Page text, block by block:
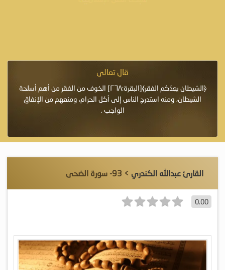
قال تعالى
﴿الشيطان يعِدُكم الفقر﴾[البقرة:٢٦٨] الخوف من الفقر من أهم أسلحة
الشيطان، ومنه استدرج الناس إلى أكل الحرام، ومنعهم من الإنفاق
الواجب .
القارئ عبدالله الكندري > 93- سورة الضحى
0.00